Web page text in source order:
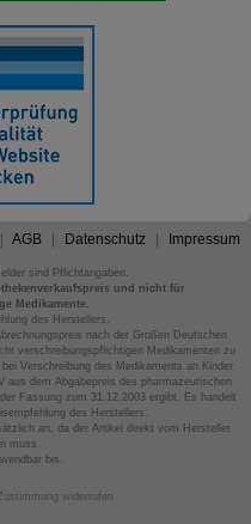
AGB Datenschutz Impressum
sind Pflichtangaben.
und nicht für
Medikamente.
des Herstellers.
nach der Großen Deutschen
verschreibungspflichtigen Medikamenten zu
Verschreibung des Medikaments an Kinder
aus dem Abgabepreis des pharmazeutischen
Fassung zum 31.12.2003 ergibt. Es handelt
des Herstellers.
an, da der Artikel direkt vom Hersteller
muss.
bis.
widerrufen